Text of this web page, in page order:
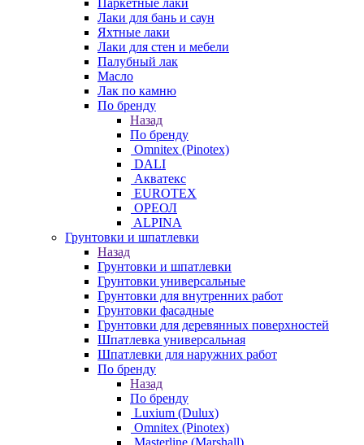
Паркетные лаки
Лаки для бань и саун
Яхтные лаки
Лаки для стен и мебели
Палубный лак
Масло
Лак по камню
По бренду
Назад
По бренду
Omnitex (Pinotex)
DALI
Акватекс
EUROTEX
ОРЕОЛ
ALPINA
Грунтовки и шпатлевки
Назад
Грунтовки и шпатлевки
Грунтовки универсальные
Грунтовки для внутренних работ
Грунтовки фасадные
Грунтовки для деревянных поверхностей
Шпатлевка универсальная
Шпатлевки для наружних работ
По бренду
Назад
По бренду
Luxium (Dulux)
Omnitex (Pinotex)
Masterline (Marshall)